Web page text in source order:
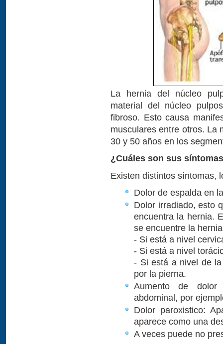
La hernia del núcleo
material del núcleo
fibroso. Esto causa
musculares entre otros. La
30 y 50 años en los
¿Cuáles son sus
Existen distintos síntomas,
Dolor de espalda en
Dolor irradiado, esto
encuentra la hernia.
se encuentre la
- Si está a nivel
- Si está a nivel
- Si está a nivel de
por la pierna.
Aumento de
abdominal, por
Dolor paroxistico:
aparece como una
A veces puede no